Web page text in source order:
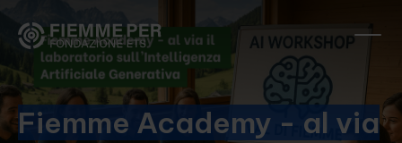
Fiemme Academy - al via